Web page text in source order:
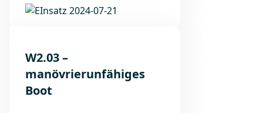
W2.03 –
manövrierunfähiges
Boot